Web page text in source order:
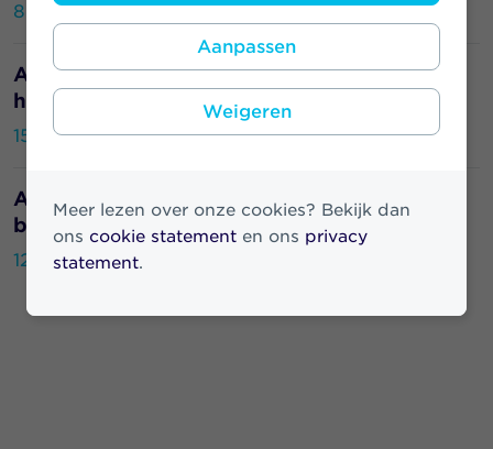
Aanpassen
Weigeren
Meer lezen over onze cookies? Bekijk dan
ons cookie statement en ons privacy
statement.
8 maart 2021
Athora-kantoor Alkmaar behaalt opnieuw
hoge duurzaamheidsscore
15 januari 2021
Athora Netherlands en vakorganisaties
bereiken akkoord over nieuwe cao
12 januari 2021